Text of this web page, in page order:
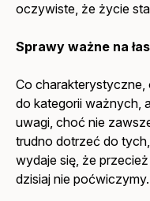
oczywiste, że życie
Sprawy ważne na
Co charakterystyczne,
do kategorii ważnych,
uwagi, choć nie
trudno dotrzeć do
wydaje się, że
dzisiaj nie poćwiczymy.